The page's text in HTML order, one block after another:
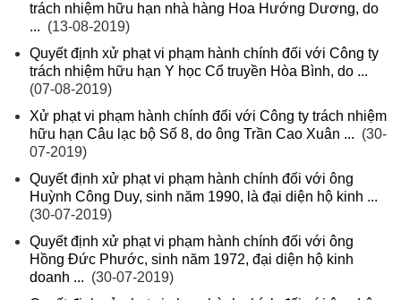
trách nhiệm hữu hạn nhà hàng Hoa Hướng Dương, do
... (13-08-2019)
Quyết định xử phạt vi phạm hành chính đối với Công ty
trách nhiệm hữu hạn Y học Cổ truyền Hòa Bình, do ...
(07-08-2019)
Xử phạt vi phạm hành chính đối với Công ty trách nhiệm
hữu hạn Câu lạc bộ Số 8, do ông Trần Cao Xuân ... (30-
07-2019)
Quyết định xử phạt vi phạm hành chính đối với ông
Huỳnh Công Duy, sinh năm 1990, là đại diện hộ kinh ...
(30-07-2019)
Quyết định xử phạt vi phạm hành chính đối với ông
Hồng Đức Phước, sinh năm 1972, đại diện hộ kinh
doanh ... (30-07-2019)